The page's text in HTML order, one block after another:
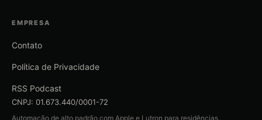
EMPRESA
Contato
Política de Privacidade
RSS Podcast
CNPJ: 01.673.440/0001-72
Automação de alto padrão com Apple e Lutron para residências,